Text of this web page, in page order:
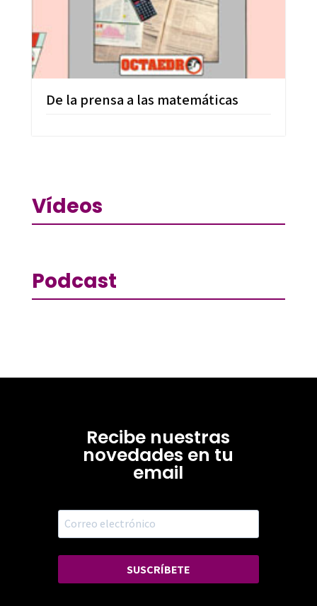
De la prensa a las matemáticas
Vídeos
Podcast
Recibe nuestras
novedades en tu
email
SUSCRÍBETE